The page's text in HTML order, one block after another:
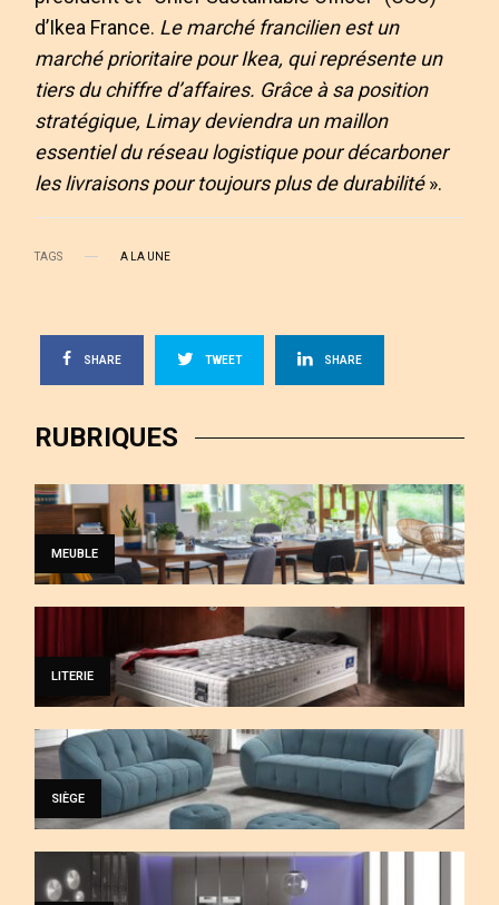
d’Ikea France. Le marché francilien est un
marché prioritaire pour Ikea, qui représente un
tiers du chiffre d’affaires. Grâce à sa position
stratégique, Limay deviendra un maillon
essentiel du réseau logistique pour décarboner
les livraisons pour toujours plus de durabilité».
TAGS A LA UNE
SHARE TWEET SHARE
RUBRIQUES
MEUBLE
LITERIE
SIÈGE